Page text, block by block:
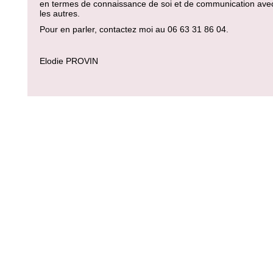
en termes de connaissance de soi et de communication
les autres.
Pour en parler, contactez moi au 06 63 31 86 04.
Elodie PROVIN